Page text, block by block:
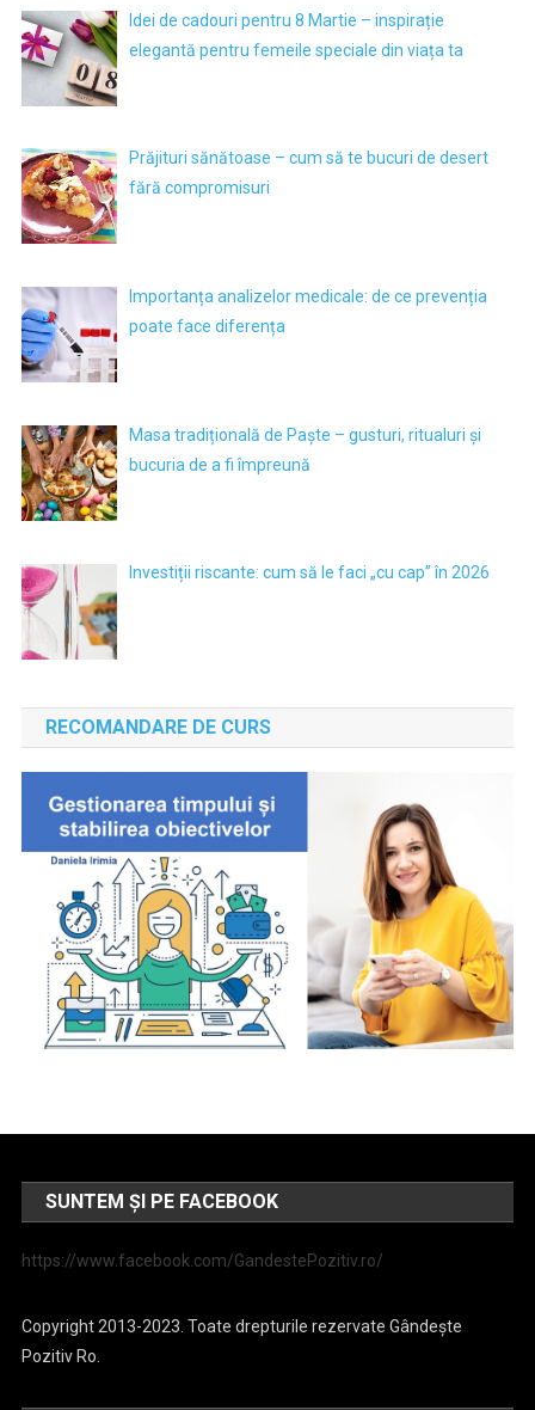
Idei de cadouri pentru 8 Martie – inspirație
elegantă pentru femeile speciale din viața ta
Prăjituri sănătoase – cum să te bucuri de desert
fără compromisuri
Importanța analizelor medicale: de ce prevenția
poate face diferența
Masa tradițională de Paște – gusturi, ritualuri și
bucuria de a fi împreună
Investiții riscante: cum să le faci „cu cap” în 2026
RECOMANDARE DE CURS
SUNTEM ȘI PE FACEBOOK
https://www.facebook.com/GandestePozitiv.ro/
Copyright 2013-2023. Toate drepturile rezervate Gândește
Pozitiv Ro.